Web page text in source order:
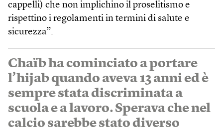
cappelli) che non implichino il proselitismo e
rispettino i regolamenti in termini di salute e
sicurezza”.
Chaïb ha cominciato a portare
l’hijab quando aveva 13 anni ed è
sempre stata discriminata a
scuola e a lavoro. Sperava che nel
calcio sarebbe stato diverso